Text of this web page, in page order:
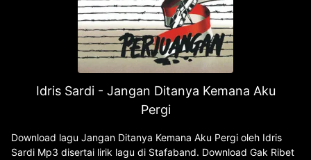
Idris Sardi - Jangan Ditanya Kemana Aku
Pergi
Download lagu Jangan Ditanya Kemana Aku Pergi oleh Idris
Sardi Mp3 disertai lirik lagu di Stafaband. Download Gak Ribet